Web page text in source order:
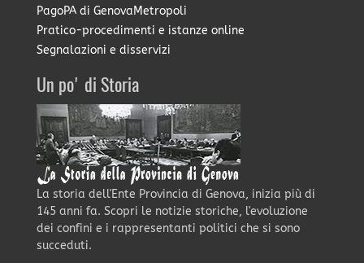
PagoPA di GenovaMetropoli
Pratico-procedimenti e istanze online
Segnalazioni e disservizi
Un po' di Storia
La storia dell'Ente Provincia di Genova, inizia più di
145 anni fa. Scopri le notizie storiche, l'evoluzione
dei confini e i rappresentanti politici che si sono
succeduti.